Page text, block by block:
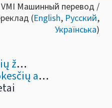
Машинный перевод /
(English, Русский,
Українська)
klausimais